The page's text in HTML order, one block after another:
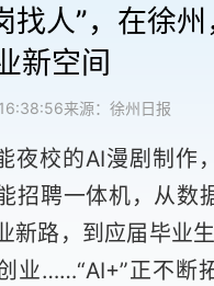
找人”，在徐
新空间
来源：徐州日报
夜校的AI漫剧制作
招聘一体机，从数
新路，到应届毕业
业……“AI+”正不断